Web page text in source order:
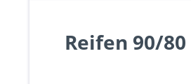
Reifen 90/